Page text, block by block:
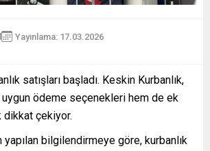
Yayınlama: 17.03.2026
satışları başladı. Keskin Kurbanlık,
ödeme seçenekleri hem de ek
dikkat çekiyor.
yapılan bilgilendirmeye göre, kurbanlık